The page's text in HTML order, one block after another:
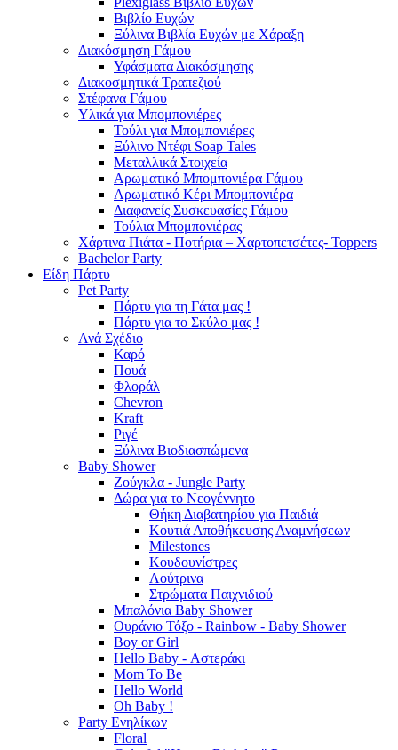
Βιβλίο Ευχών
Ξύλινα Βιβλία Ευχών με Χάραξη
Διακόσμηση Γάμου
Υφάσματα Διακόσμησης
Διακοσμητικά Τραπεζιού
Στέφανα Γάμου
Υλικά για Μπομπονιέρες
Τούλι για Μπομπονιέρες
Ξύλινο Ντέφι Soap Tales
Μεταλλικά Στοιχεία
Αρωματικό Μπομπονιέρα Γάμου
Αρωματικό Κέρι Μπομπονιέρα
Διαφανείς Συσκευασίες Γάμου
Τούλια Μπομπονιέρας
Χάρτινα Πιάτα - Ποτήρια – Χαρτοπετσέτες- Toppers
Bachelor Party
Είδη Πάρτυ
Pet Party
Πάρτυ για τη Γάτα μας !
Πάρτυ για το Σκύλο μας !
Ανά Σχέδιο
Καρό
Πουά
Φλοράλ
Chevron
Kraft
Ριγέ
Ξύλινα Βιοδιασπώμενα
Baby Shower
Ζούγκλα - Jungle Party
Δώρα για το Νεογέννητο
Θήκη Διαβατηρίου για Παιδιά
Κουτιά Αποθήκευσης Αναμνήσεων
Milestones
Κουδουνίστρες
Λούτρινα
Στρώματα Παιχνιδιού
Μπαλόνια Baby Shower
Ουράνιο Τόξο - Rainbow - Baby Shower
Boy or Girl
Hello Baby - Αστεράκι
Mom To Be
Hello World
Oh Baby !
Party Ενηλίκων
Floral